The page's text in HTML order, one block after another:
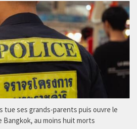
tue ses grands-parents puis ouvre le
Bangkok, au moins huit morts